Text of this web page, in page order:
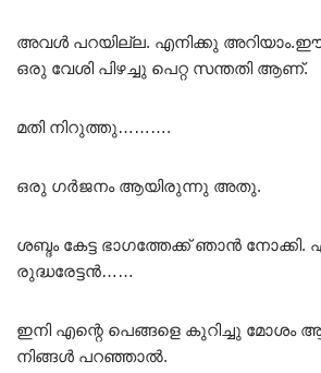
അവൾ പറയില്ല. എനിക്കു
ഒരു വേശി പിഴച്ചു പെറ്റ സന്തതി ആണ്.
മതി നിറുത്തു……….
ഒരു ഗർജനം ആയിരുന്നു അതു.
ശബ്ദം കേട്ട ഭാഗത്തേക്ക് ഞാൻ നോക്കി.
രുദ്ധരേട്ടൻ……
ഇനി എന്റെ പെങ്ങളെ കുറിച്ചു മോശം
നിങ്ങൾ പറഞ്ഞാൽ.